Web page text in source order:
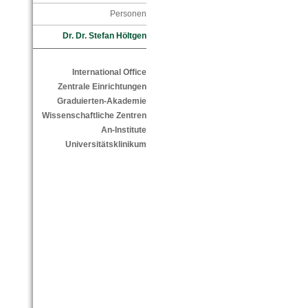
Personen
Dr. Dr. Stefan Höltgen
International Office
Zentrale Einrichtungen
Graduierten-Akademie
Wissenschaftliche Zentren
An-Institute
Universitätsklinikum